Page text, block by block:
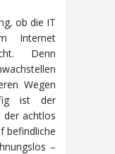
ob die IT
Internet
Denn
Wegen
ist der
der achtlos
befindliche
–